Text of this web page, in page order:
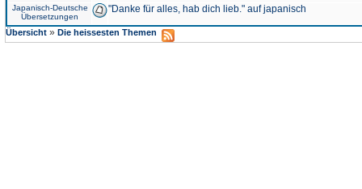
Japanisch-Deutsche
Übersetzungen
"Danke für alles, hab dich lieb." auf japanisch
Übersicht » Die heissesten Themen